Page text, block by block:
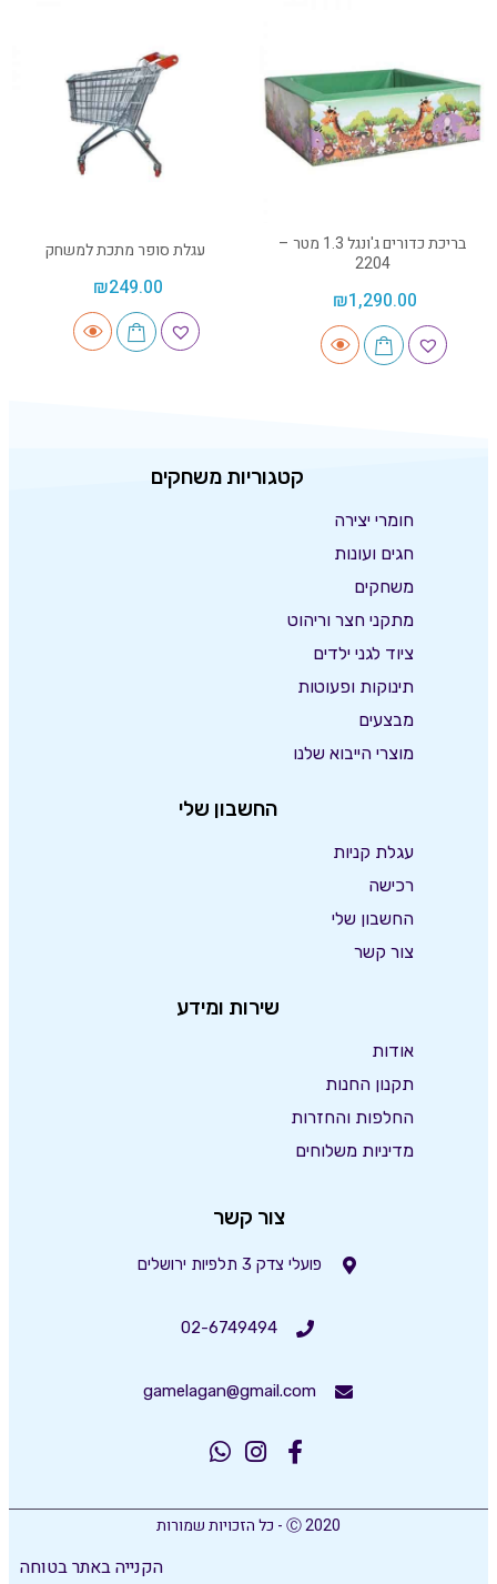
בריכת כדורים ג'ונגל 1.3 מטר –
2204
₪1,290.00
עגלת סופר מתכת למשחק
₪249.00
קטגוריות משחקים
חומרי יצירה
חגים ועונות
משחקים
מתקני חצר וריהוט
ציוד לגני ילדים
תינוקות ופעוטות
מבצעים
מוצרי הייבוא שלנו
החשבון שלי
עגלת קניות
רכישה
החשבון שלי
צור קשר
שירות ומידע
אודות
תקנון החנות
החלפות והחזרות
מדיניות משלוחים
צור קשר
פועלי צדק 3 תלפיות ירושלים
02-6749494
gamelagan@gmail.com
Ⓒ 2020 - כל הזכויות שמורות
הקנייה באתר בטוחה